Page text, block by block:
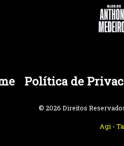
Política de
© 2026 Direitos
Agi -